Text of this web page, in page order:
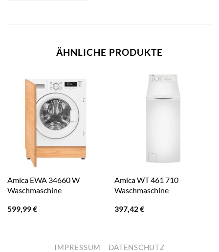
ÄHNLICHE PRODUKTE
Amica EWA 34660 W
Waschmaschine
599,99€
Amica WT 461 710
Waschmaschine
397,42€
IMPRESSUM DATENSCHUTZ